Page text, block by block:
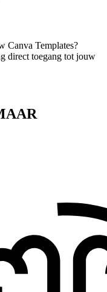
Canva Templates?
direct toegang tot jouw